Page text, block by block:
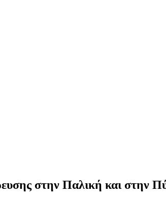
στην Παλική και στην